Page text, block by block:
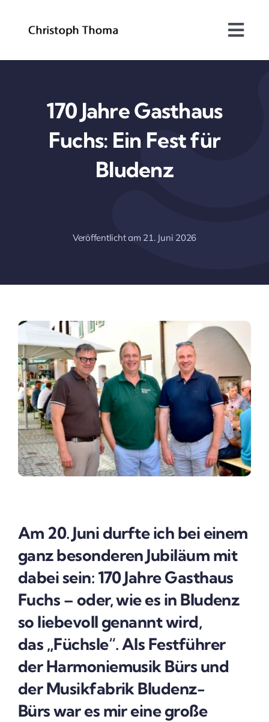
Über mich
Bundesrat
Arbeitsschwerpunkte
170 Jahre Gasthaus
Fuchs: Ein Fest für
Bludenz
Veröffentlicht am 21. Juni 2026
Am 20. Juni durfte ich bei einem
ganz besonderen Jubiläum mit
dabei sein: 170 Jahre Gasthaus
Fuchs – oder, wie es in Bludenz
so liebevoll genannt wird,
das „Füchsle“. Als Festführer
der Harmoniemusik Bürs und
der Musikfabrik Bludenz-
Bürs war es mir eine große